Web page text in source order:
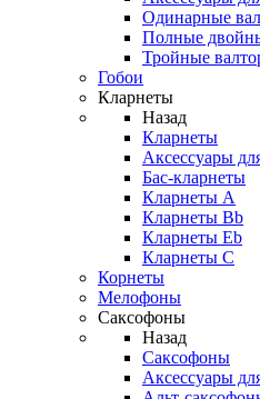
Одинарные
Полные
Тройные
Гобои
Кларнеты
Назад
Кларнеты
Аксессуары
Бас-кларнеты
Кларнеты A
Кларнеты Bb
Кларнеты Eb
Кларнеты С
Корнеты
Мелофоны
Саксофоны
Назад
Саксофоны
Аксессуары